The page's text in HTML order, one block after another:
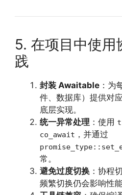
5. 在项目中使用
践
封装 Awaitable ：为
件、数据库）提供对
底层实现。
统一异常处理 ：使用
co_await ，并通过
常。
避免过度切换 ：协程
频繁切换仍会影响性能